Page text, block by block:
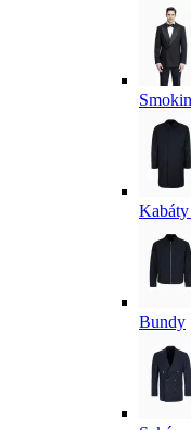
Kabáty
Bundy